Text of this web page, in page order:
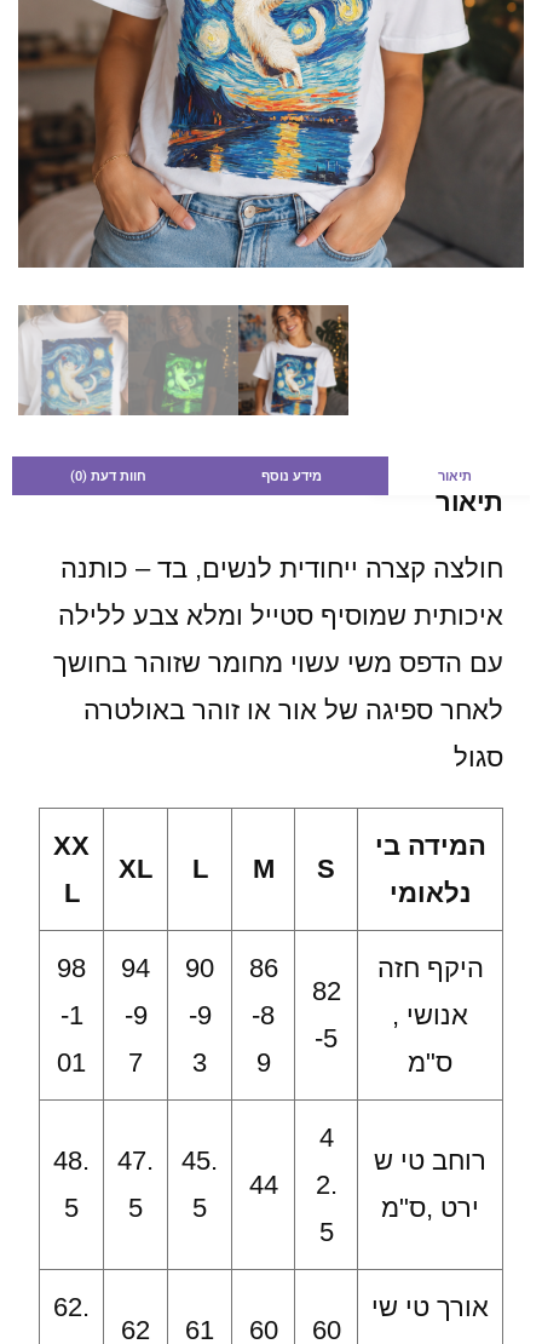
תיאור מידע נוסף חוות דעת (0)
תיאור
חולצה קצרה ייחודית לנשים, בד – כותנה
איכותית שמוסיף סטייל ומלא צבע ללילה
עם הדפס משי עשוי מחומר שזוהר בחושך
לאחר ספיגה של אור או זוהר באולטרה
סגול
המידה בי
נלאומי
S
M
L
XL
XX
L
היקף חזה
אנושי ,
ס"מ
82
-5
86
-8
9
90
-9
3
94
-9
7
98
-1
01
רוחב טי ש
ירט ,ס"מ
4
2.
5
44
45.
5
47.
5
48.
5
אורך טי שי
60
60
61
62
62.